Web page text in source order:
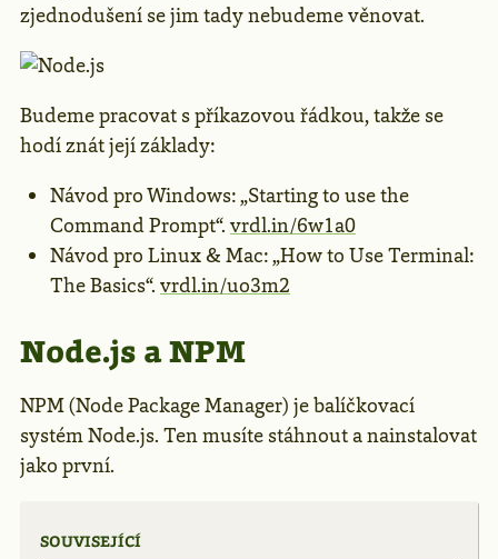
zjednodušení se jim tady nebudeme věnovat.
Budeme pracovat s příkazovou řádkou, takže se
hodí znát její základy:
Návod pro Windows: „Starting to use the
Command Prompt“. vrdl.in/6w1a0
Návod pro Linux & Mac: „How to Use Terminal:
The Basics“. vrdl.in/uo3m2
Node.js a NPM
NPM (Node Package Manager) je balíčkovací
systém Node.js. Ten musíte stáhnout a nainstalovat
jako první.
SOUVISEJÍCÍ